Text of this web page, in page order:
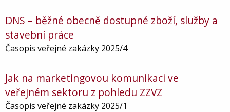
DNS – běžné obecně dostupné zboží, služby a
stavební práce
Časopis veřejné zakázky 2025/4
Jak na marketingovou komunikaci ve
veřejném sektoru z pohledu ZZVZ
Časopis veřejné zakázky 2025/1